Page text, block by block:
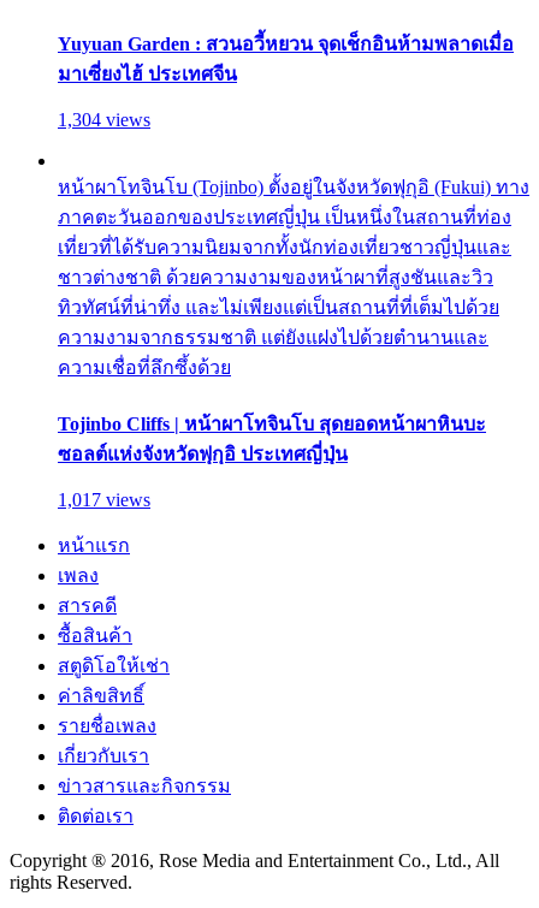
Yuyuan Garden : สวนอวี้หยวน จุดเช็กอินห้ามพลาดเมื่อ
มาเซี่ยงไฮ้ ประเทศจีน
1,304 views
หน้าผาโทจินโบ (Tojinbo) ตั้งอยู่ในจังหวัดฟุกุอิ (Fukui) ทาง
ภาคตะวันออกของประเทศญี่ปุ่น เป็นหนึ่งในสถานที่ท่อง
เที่ยวที่ได้รับความนิยมจากทั้งนักท่องเที่ยวชาวญี่ปุ่นและ
ชาวต่างชาติ ด้วยความงามของหน้าผาที่สูงชันและวิว
ทิวทัศน์ที่น่าทึ่ง และไม่เพียงแต่เป็นสถานที่ที่เต็มไปด้วย
ความงามจากธรรมชาติ แต่ยังแฝงไปด้วยตำนานและ
ความเชื่อที่ลึกซึ้งด้วย
Tojinbo Cliffs | หน้าผาโทจินโบ สุดยอดหน้าผาหินบะ
ซอลต์แห่งจังหวัดฟุกุอิ ประเทศญี่ปุ่น
1,017 views
หน้าแรก
เพลง
สารคดี
ซื้อสินค้า
สตูดิโอให้เช่า
ค่าลิขสิทธิ์
รายชื่อเพลง
เกี่ยวกับเรา
ข่าวสารและกิจกรรม
ติดต่อเรา
Copyright ® 2016, Rose Media and Entertainment Co., Ltd., All
rights Reserved.